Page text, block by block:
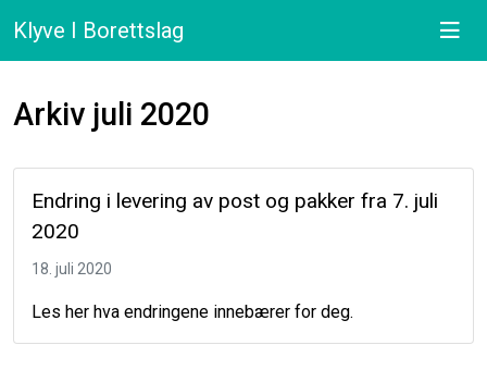
Klyve I Borettslag
Arkiv juli 2020
Endring i levering av post og pakker fra 7. juli
2020
18. juli 2020
Les her hva endringene innebærer for deg.